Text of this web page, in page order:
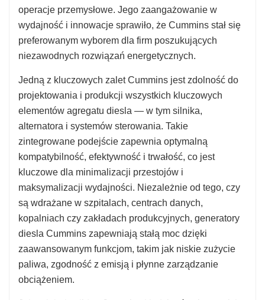
operacje przemysłowe. Jego zaangażowanie w
wydajność i innowacje sprawiło, że Cummins stał się
preferowanym wyborem dla firm poszukujących
niezawodnych rozwiązań energetycznych.
Jedną z kluczowych zalet Cummins jest zdolność do
projektowania i produkcji wszystkich kluczowych
elementów agregatu diesla — w tym silnika,
alternatora i systemów sterowania. Takie
zintegrowane podejście zapewnia optymalną
kompatybilność, efektywność i trwałość, co jest
kluczowe dla minimalizacji przestojów i
maksymalizacji wydajności. Niezależnie od tego, czy
są wdrażane w szpitalach, centrach danych,
kopalniach czy zakładach produkcyjnych, generatory
diesla Cummins zapewniają stałą moc dzięki
zaawansowanym funkcjom, takim jak niskie zużycie
paliwa, zgodność z emisją i płynne zarządzanie
obciążeniem.